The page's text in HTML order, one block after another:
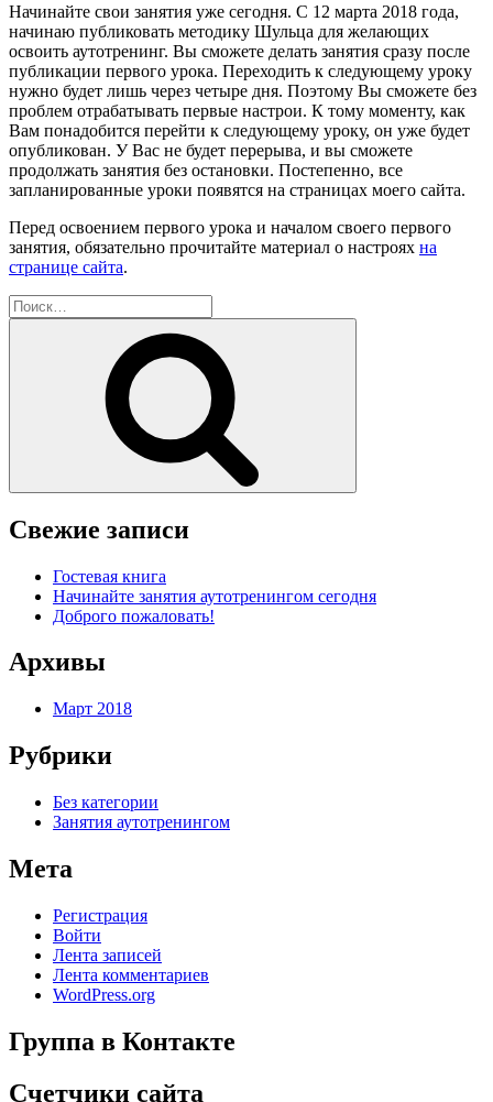
Начинайте свои занятия уже сегодня. С 12 марта 2018 года,
начинаю публиковать методику Шульца для желающих
освоить аутотренинг. Вы сможете делать занятия сразу после
публикации первого урока. Переходить к следующему уроку
нужно будет лишь через четыре дня. Поэтому Вы сможете без
проблем отрабатывать первые настрои. К тому моменту, как
Вам понадобится перейти к следующему уроку, он уже будет
опубликован. У Вас не будет перерыва, и вы сможете
продолжать занятия без остановки. Постепенно, все
запланированные уроки появятся на страницах моего сайта.
Перед освоением первого урока и началом своего первого
занятия, обязательно прочитайте материал о настроях на
странице сайта.
Искать:
Свежие записи
Гостевая книга
Начинайте занятия аутотренингом сегодня
Доброго пожаловать!
Архивы
Март 2018
Рубрики
Без категории
Занятия аутотренингом
Мета
Регистрация
Войти
Лента записей
Лента комментариев
WordPress.org
Группа в Контакте
Счетчики сайта